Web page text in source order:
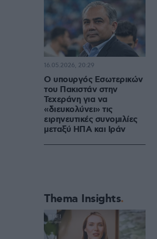
Ο υπουργός Εσωτερικών
του Πακιστάν στην
Τεχεράνη για να
«διευκολύνει» τις
ειρηνευτικές συνομιλίες
μεταξύ ΗΠΑ και Ιράν
16.05.2026, 20:29
Thema Insights